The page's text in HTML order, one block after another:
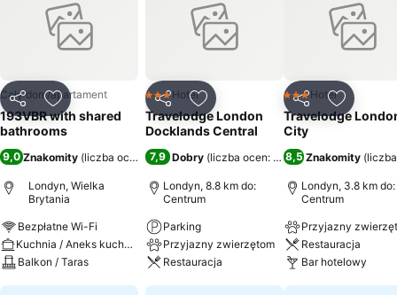
UdostępnijDodaj do ulubionych
Cały dom/apartament
193VBR with shared
bathrooms
9,0 Znakomity (liczba ocen: 161)
Londyn, Wielka
Brytania
Bezpłatne Wi-Fi
Kuchnia / Aneks kuchenny
Balkon / Taras
UdostępnijDodaj do ulubionych
3 Kategoria
Hotel
Travelodge London
Docklands Central
7,9 Dobry (liczba ocen: 6790)
Londyn, 8.8 km do:
Centrum
Parking
Przyjazny zwierzętom
Restauracja
UdostępnijDodaj
3 Kategoria
Hotel
Travelodge
City
8,5 Znakomity (
Londyn, 3.8 km do:
Centrum
Przyjazny
Restauracja
Bar hotelowy